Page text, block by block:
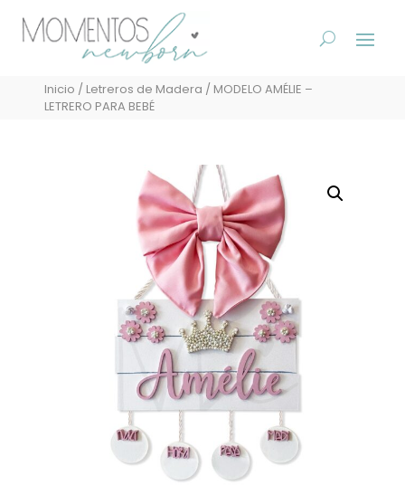
Inicio / Letreros de Madera / MODELO AMÉLIE –
LETRERO PARA BEBÉ